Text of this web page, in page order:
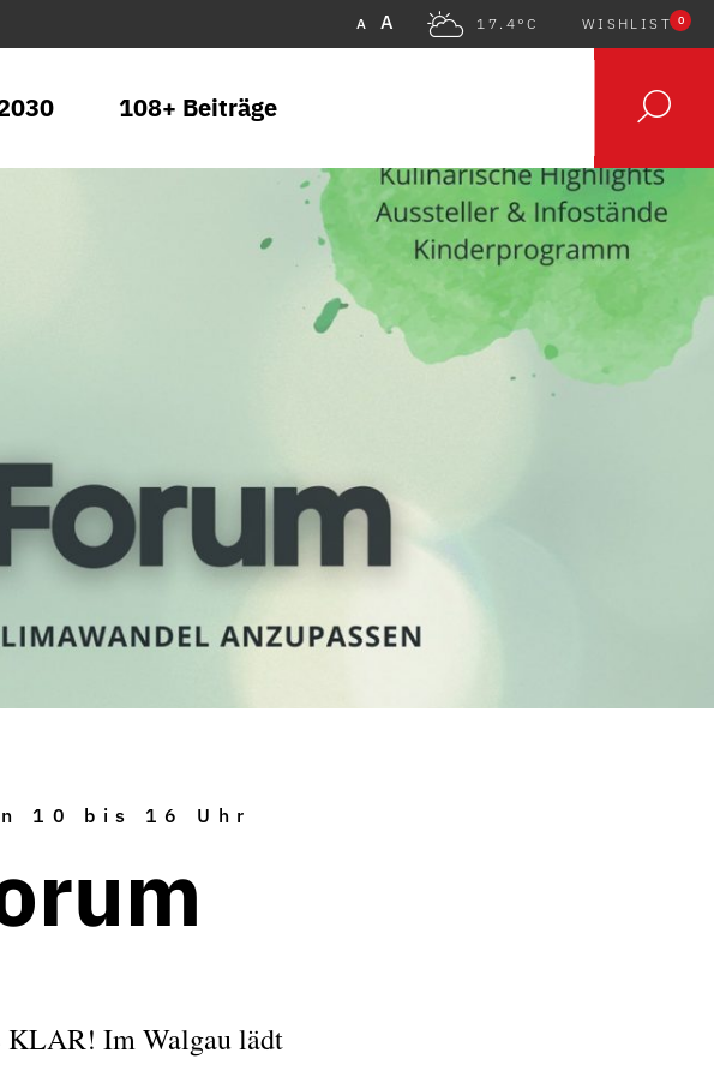
A A 17.4°C WISHLIST 0
108+ Beiträge
10 bis 16 Uhr
KLAR! Im Walgau lädt